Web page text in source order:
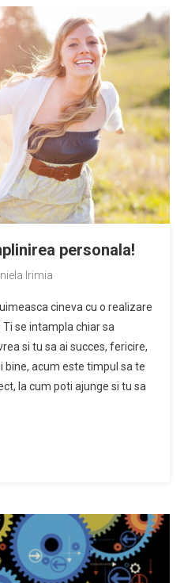
personala!
Irimia
cineva cu o realizare
se intampla chiar sa
si tu sa ai succes, fericire,
acum este timpul sa te
la cum poti ajunge si tu sa